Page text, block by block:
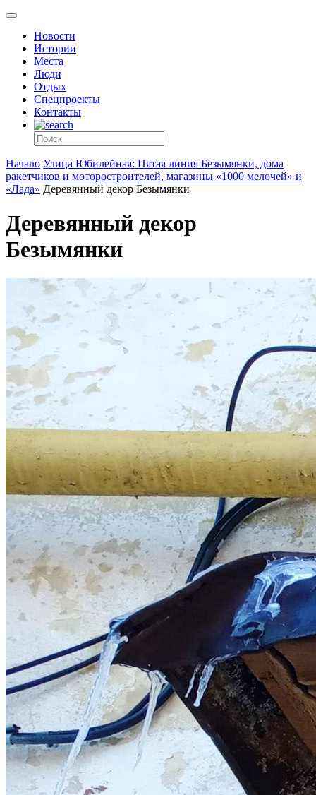
Новости
Истории
Места
Люди
Отдых
Спецпроекты
Контакты
Начало Улица Юбилейная: Пятая линия Безымянки, дома
ракетчиков и моторостроителей, магазины «1000 мелочей» и
«Лада» Деревянный декор Безымянки
Деревянный декор
Безымянки